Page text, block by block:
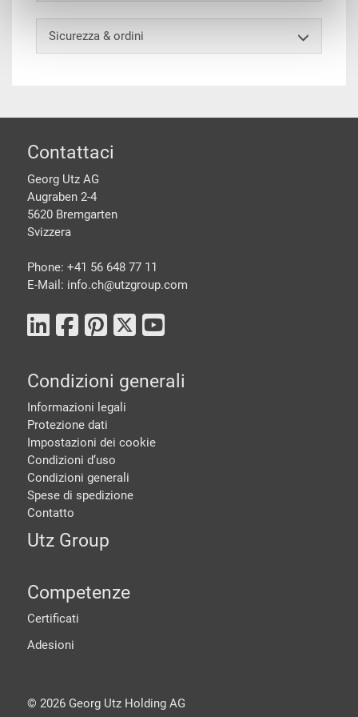
Sicurezza & ordini
piè di pagine
Contattaci
Georg Utz AG
Augraben 2-4
5620 Bremgarten
Svizzera
Phone: +41 56 648 77 11
E-Mail: info.ch@utzgroup.com
Condizioni generali
Informazioni legali
Protezione dati
Impostazioni dei cookie
Condizioni d‘uso
Condizioni generali
Spese di spedizione
Contatto
Utz Group
Competenze
Certificati
Adesioni
© 2026Georg Utz Holding AG